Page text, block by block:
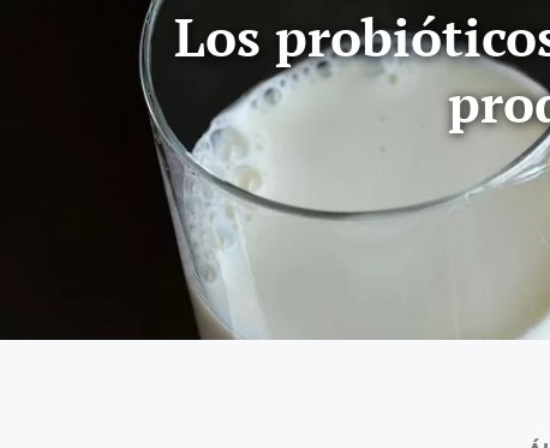
Los